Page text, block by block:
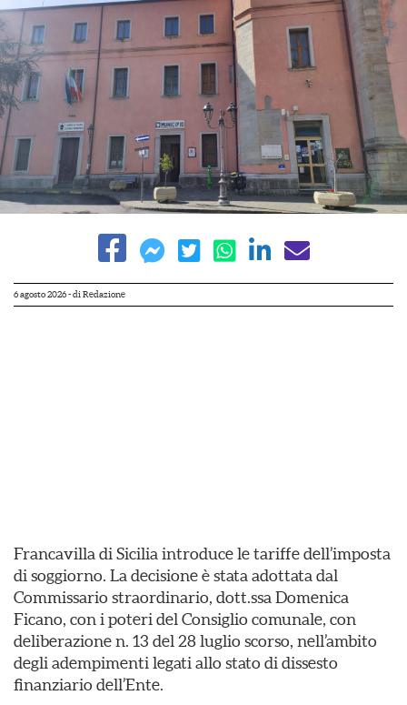
6 agosto 2026- di Redazione
Francavilla di Sicilia introduce le tariffe dell’imposta
di soggiorno. La decisione è stata adottata dal
Commissario straordinario, dott.ssa Domenica
Ficano, con i poteri del Consiglio comunale, con
deliberazione n. 13 del 28 luglio scorso, nell’ambito
degli adempimenti legati allo stato di dissesto
finanziario dell’Ente.